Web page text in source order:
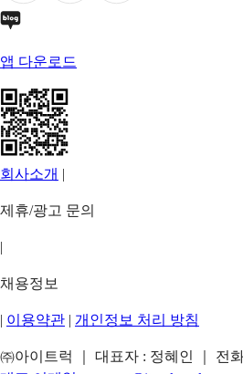
앱 다운로드
회사소개 |
제휴/광고 문의
|
채용정보
| 이용약관 | 개인정보 처리 방침
㈜아이트럭 ｜ 대표자 : 정혜인 ｜ 전